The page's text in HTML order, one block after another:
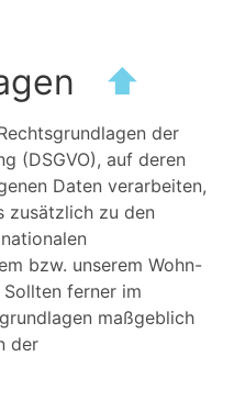
⬆
der
(DSGVO), auf deren
Daten verarbeiten,
zusätzlich zu den
bzw. unserem Wohn-
ferner im
maßgeblich
der